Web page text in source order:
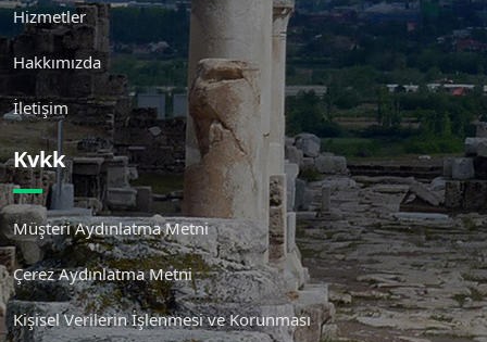
Hizmetler
Hakkımızda
İletişim
Kvkk
Müşteri Aydınlatma Metni
Çerez Aydınlatma Metni
Kişisel Verilerin İşlenmesi ve Korunması